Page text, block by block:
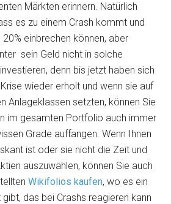
Märkten erinnern. Natürlich
es zu einem Crash kommt und
einbrechen können, aber
sein Geld nicht in solche
denn bis jetzt haben sich
wieder erholt und wenn sie auf
Anlageklassen setzten, können Sie
im gesamten Portfolio auch immer
Grade auffangen. Wenn Ihnen
ist oder sie nicht die Zeit und
auszuwählen, können Sie auch
Wikifolios kaufen, wo es ein
das bei Crashs reagieren kann